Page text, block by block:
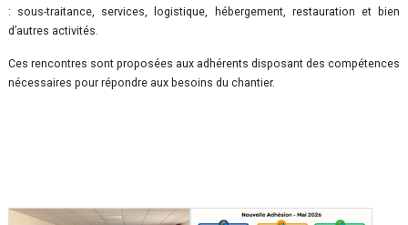
: sous-traitance, services, logistique, hébergement, restauration et bien
d’autres activités.
Ces rencontres sont proposées aux adhérents disposant des compétences
nécessaires pour répondre aux besoins du chantier.